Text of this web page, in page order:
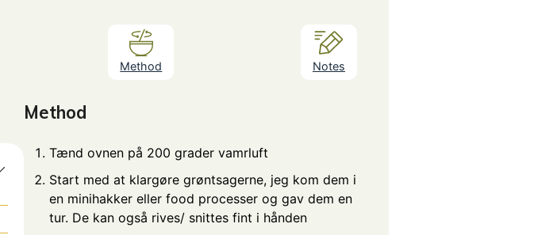
Method Notes
Method
Tænd ovnen på 200 grader vamrluft
Start med at klargøre grøntsagerne, jeg kom dem i
en minihakker eller food processer og gav dem en
tur. De kan også rives/ snittes fint i hånden